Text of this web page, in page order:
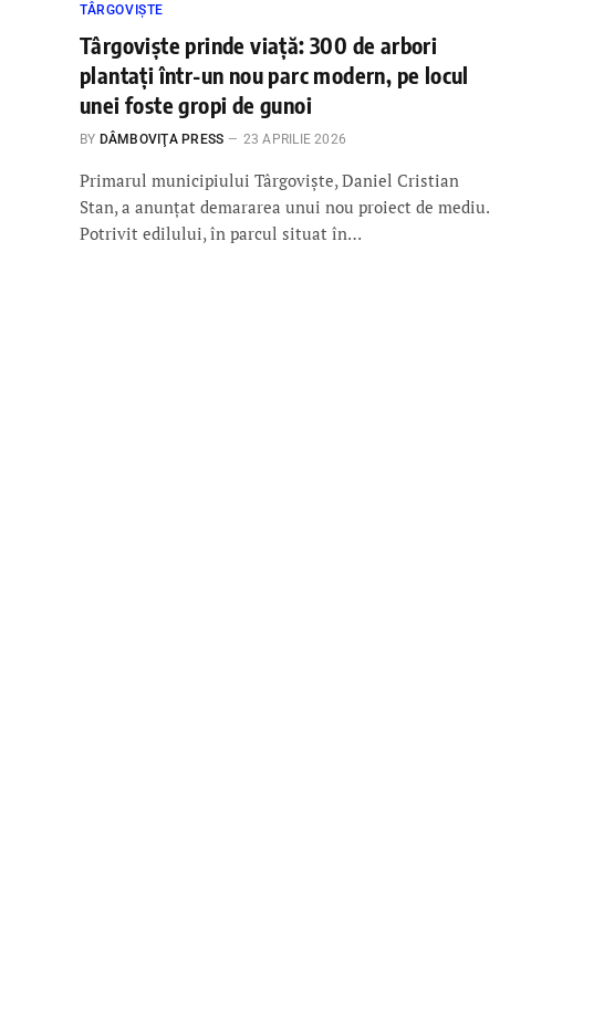
TÂRGOVIȘTE
Târgoviște prinde viață: 300 de arbori
plantați într-un nou parc modern, pe locul
unei foste gropi de gunoi
BY DÂMBOVIŢA PRESS 23 APRILIE 2026
Primarul municipiului Târgoviște, Daniel Cristian
Stan, a anunțat demararea unui nou proiect de mediu.
Potrivit edilului, în parcul situat în…